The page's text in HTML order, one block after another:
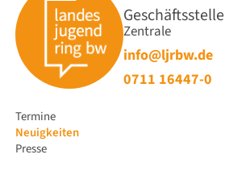
Navigation
überspringen
Termine
Neuigkeiten
Presse
Geschäftsstelle
Zentrale
info@ljrbw.de
0711 16447-0